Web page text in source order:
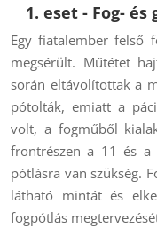
1. eset - Fog-
Egy fiatalember felső
megsérült. Műtétet
során eltávolítottak a
pótolták, emiatt a
volt, a fogműből
frontrészen a 11 és a
pótlásra van szükség.
látható mintát és
fogpótlás